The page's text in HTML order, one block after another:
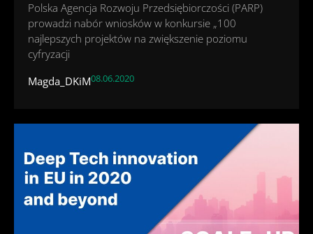
Polska Agencja Rozwoju Przedsiębiorczości (PARP)
prowadzi nabór wniosków w konkursie „100
najlepszych projektów na zwiększenie poziomu
cyfryzacji
Magda_DKiM08.06.2020